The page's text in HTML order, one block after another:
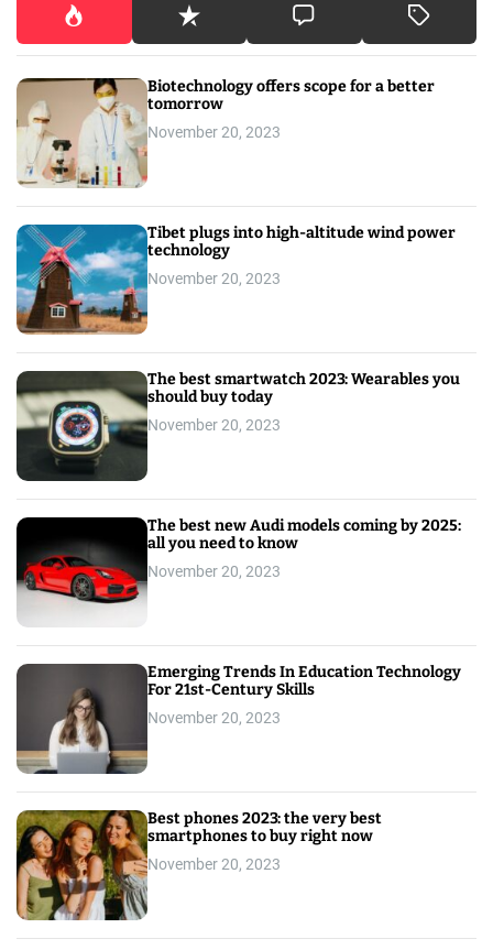
Biotechnology offers scope for a better
tomorrow
November 20, 2023
Tibet plugs into high-altitude wind power
technology
November 20, 2023
The best smartwatch 2023: Wearables you
should buy today
November 20, 2023
The best new Audi models coming by 2025:
all you need to know
November 20, 2023
Emerging Trends In Education Technology
For 21st-Century Skills
November 20, 2023
Best phones 2023: the very best
smartphones to buy right now
November 20, 2023